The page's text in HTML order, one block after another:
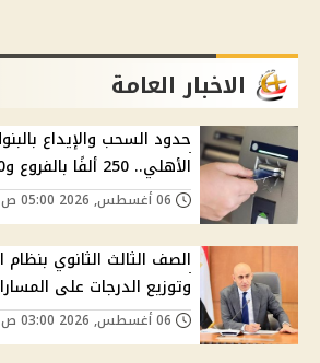
الاخبار العامة
الأهلي.. 250 ألفًا بالفروع و30 ألفًا يوميًا
وتوزيع الدرجات على